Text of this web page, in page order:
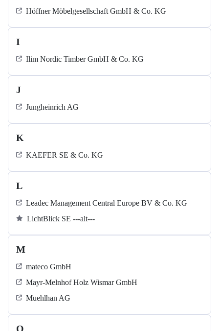
Höffner Möbelgesellschaft GmbH & Co. KG
I
Ilim Nordic Timber GmbH & Co. KG
J
Jungheinrich AG
K
KAEFER SE & Co. KG
L
Leadec Management Central Europe BV & Co. KG
LichtBlick SE ---alt---
M
mateco GmbH
Mayr-Melnhof Holz Wismar GmbH
Muehlhan AG
O